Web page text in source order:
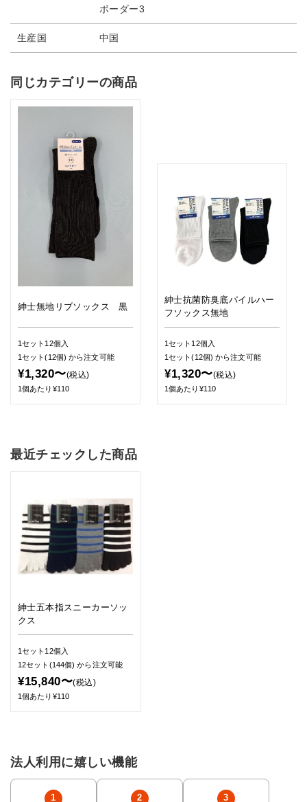
ボーダー3
生産国 中国
同じカテゴリーの商品
紳士無地リブソックス 黒
1セット12個入
1セット(12個)から注文可能
¥1,320〜(税込)
1個あたり¥110
紳士抗菌防臭底パイルハー
フソックス無地
1セット12個入
1セット(12個)から注文可能
¥1,320〜(税込)
1個あたり¥110
最近チェックした商品
紳士五本指スニーカーソッ
クス
1セット12個入
12セット(144個)から注文可能
¥15,840〜(税込)
1個あたり¥110
法人利用に嬉しい機能